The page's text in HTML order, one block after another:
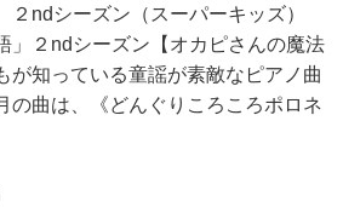
ndシーズン（スーパーキッズ）
２ndシーズン【オカピさんの魔法
が知っている童謡が素敵なピアノ曲
の曲は、《どんぐりころころポロネ